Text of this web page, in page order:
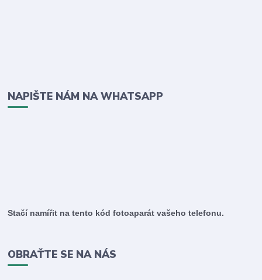
NAPIŠTE NÁM NA WHATSAPP
Stačí namířit na tento kód fotoaparát vašeho telefonu.
OBRAŤTE SE NA NÁS